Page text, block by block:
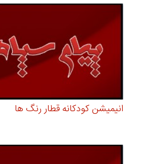
انیمیشن کودکانه قطار رنگ ها